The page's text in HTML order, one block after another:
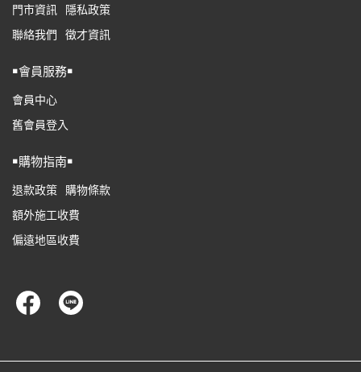
門市資訊 隱私政策
聯絡我們 徵才資訊
￭會員服務￭
會員中心
舊會員登入
￭購物指南￭
退款政策 購物條款
額外施工收費
偏遠地區收費